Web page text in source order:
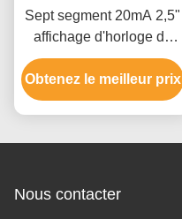
Sept segment 20mA 2,5"
affichage d'horloge de
LED pour le panneau
d'horloge
Obtenez le meilleur prix
Nous contacter